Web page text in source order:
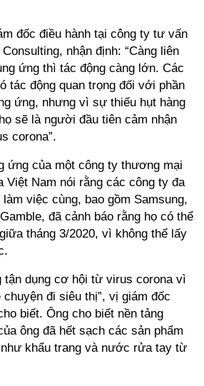
đốc điều hành tại công ty tư vấn
nhận định: “Càng liên
ứng thì tác động càng lớn. Các
tác động quan trọng đối với phần
ứng, nhưng vì sự thiếu hụt hàng
sẽ là người đầu tiên cảm nhận
corona”.
ứng của một công ty thương mại
Việt Nam nói rằng các công ty đa
việc cùng, bao gồm Samsung,
đã cảnh báo rằng họ có thể
tháng 3/2020, vì không thể lấy
tận dụng cơ hội từ virus corona vì
đi siêu thị”, vị giám đốc
biết. Ông cho biết nền tảng
ông đã hết sạch các sản phẩm
khẩu trang và nước rửa tay từ